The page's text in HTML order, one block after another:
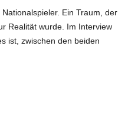
Ein Traum, der
Realität wurde. Im Interview
ist, zwischen den beiden